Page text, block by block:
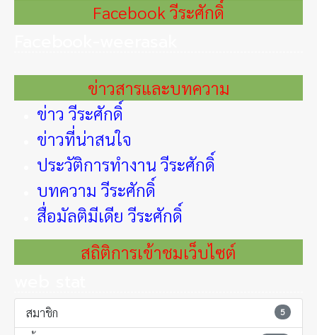
Facebook วีระศักดิ์
ข่าวสารและบทความ
ข่าว วีระศักดิ์
ข่าวที่น่าสนใจ
ประวัติการทำงาน วีระศักดิ์
บทความ วีระศักดิ์
สื่อมัลติมีเดีย วีระศักดิ์
สถิติการเข้าชมเว็บไซต์
สมาชิก 5